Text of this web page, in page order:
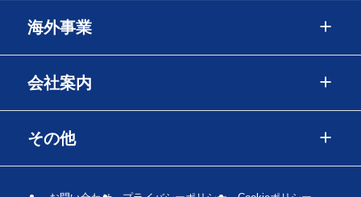
海外事業
会社案内
その他